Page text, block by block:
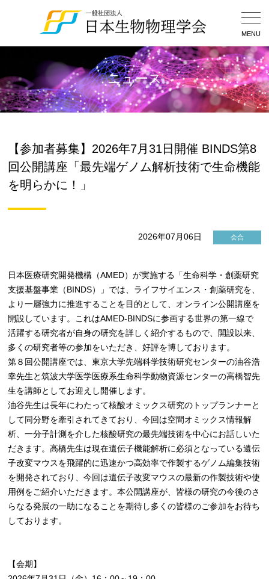
MENU
ニュース
【参加者募集】2026年7月31日開催 BINDS第8
回公開講座「最先端ゲノム解析技術で生命機能
を明らかに！」
2026年07月06日 会合
日本医療研究開発機構（AMED）が実施する「生命科学・創薬研究
支援基盤事業（BINDS）」では、ライフサイエンス・創薬研究を、
より一層強力に推進することを目的として、オンライン公開講座を
開設しています。これはAMED-BINDSに参画する世界の第一線で
活躍する研究者が自身の研究を詳しく紹介するもので、開設以来、
多くの研究者等の参加をいただき、好評を博しております。
第８回公開講座では、東京大学先端科学技術研究センターの油谷浩
幸先生と筑波大学医学医療系生命科学動物資源センターの高橋智先
生を講師としてお迎えし開催します。
油谷先生は長年にわたって核酸オミックス研究のトップランナーと
して同分野を牽引されてきており、今回は空間オミックス情報解
析、一分子計測を介した核酸研究の最先端技術を中心にお話しいた
だきます。高橋先生は現在遺伝子機能解析に必須となっている遺伝
子改変マウスを飛躍的に迅速かつ高効率で作製するゲノム編集技術
を開発されており、今回は遺伝子改変マウスの最新の作製技術や使
用例をご紹介いただきます。本公開講座が、皆様の研究の今後のさ
らなる発展の一助になることを期待し多くの皆様のご参加をお待ち
しております。
【会期】